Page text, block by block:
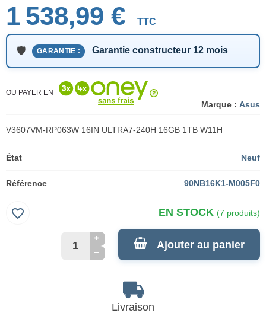
Marque : Asus
1 538,99 € TTC
GARANTIE : Garantie constructeur 12 mois
OU PAYER EN
V3607VM-RP063W 16IN ULTRA7-240H 16GB 1TB W11H
État Neuf
Référence 90NB16K1-M005F0
EN STOCK (7 produits)
Ajouter au panier
favorite_border
Livraison